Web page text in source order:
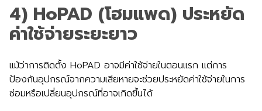
4) HoPAD (โฮมแพด) ประหยัด
ค่าใช้จ่ายระยะยาว
แม้ว่าการติดตั้ง HoPAD อาจมีค่าใช้จ่ายในตอนแรก แต่การ
ป้องกันอุปกรณ์จากความเสียหายจะช่วยประหยัดค่าใช้จ่ายในการ
ซ่อมหรือเปลี่ยนอุปกรณ์ที่อาจเกิดขึ้นได้